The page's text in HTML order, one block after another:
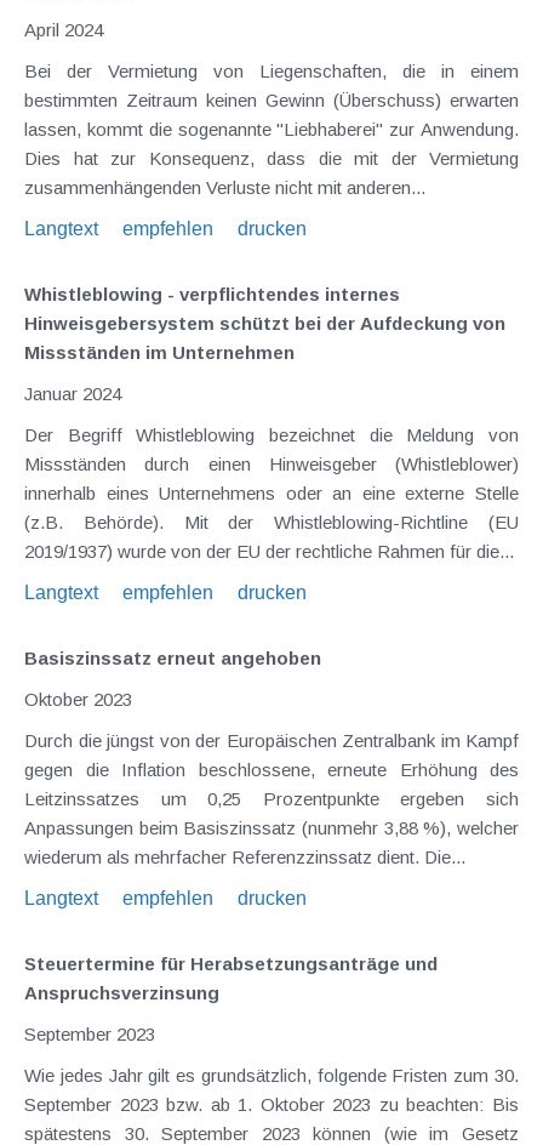
April 2024
Bei der Vermietung von Liegenschaften, die in einem
bestimmten Zeitraum keinen Gewinn (Überschuss) erwarten
lassen, kommt die sogenannte "Liebhaberei" zur Anwendung.
Dies hat zur Konsequenz, dass die mit der Vermietung
zusammenhängenden Verluste nicht mit anderen...
Langtext
empfehlen drucken
Whistleblowing - verpflichtendes internes
Hinweisgebersystem schützt bei der Aufdeckung von
Missständen im Unternehmen
Januar 2024
Der Begriff Whistleblowing bezeichnet die Meldung von
Missständen durch einen Hinweisgeber (Whistleblower)
innerhalb eines Unternehmens oder an eine externe Stelle
(z.B. Behörde). Mit der Whistleblowing-Richtline (EU
2019/1937) wurde von der EU der rechtliche Rahmen für die...
Langtext
empfehlen drucken
Basiszinssatz erneut angehoben
Oktober 2023
Durch die jüngst von der Europäischen Zentralbank im Kampf
gegen die Inflation beschlossene, erneute Erhöhung des
Leitzinssatzes um 0,25 Prozentpunkte ergeben sich
Anpassungen beim Basiszinssatz (nunmehr 3,88 %), welcher
wiederum als mehrfacher Referenzzinssatz dient. Die...
Langtext
empfehlen drucken
Steuertermine für Herabsetzungsanträge und
Anspruchsverzinsung
September 2023
Wie jedes Jahr gilt es grundsätzlich, folgende Fristen zum 30.
September 2023 bzw. ab 1. Oktober 2023 zu beachten: Bis
spätestens 30. September 2023 können (wie im Gesetz